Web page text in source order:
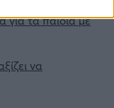
για τα παιδιά με
να